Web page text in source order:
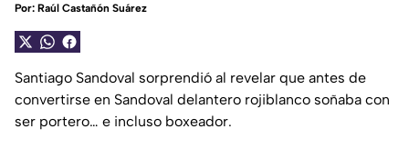
Por: Raúl Castañón Suárez
Santiago Sandoval sorprendió al revelar que antes de
convertirse en Sandoval delantero rojiblanco soñaba con
ser portero… e incluso boxeador.